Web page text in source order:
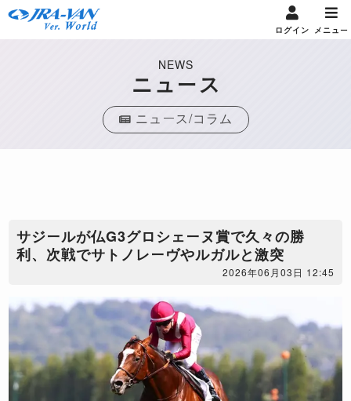
ログイン メニュー
NEWS
ニュース
ニュース/コラム
サジールが仏G3グロシェーヌ賞で久々の勝
利、次戦でサトノレーヴやルガルと激突
2026年06月03日 12:45